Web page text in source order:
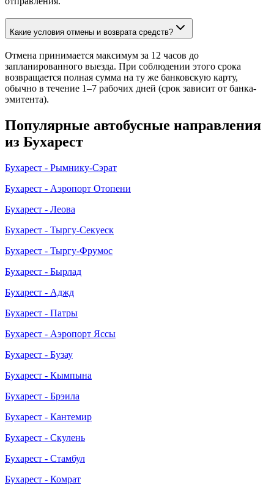
Какие условия отмены и возврата средств?
Отмена принимается максимум за 12 часов до
запланированного выезда. При соблюдении этого срока
возвращается полная сумма на ту же банковскую карту,
обычно в течение 1–7 рабочих дней (срок зависит от банка-
эмитента).
Популярные автобусные направления
из Бухарест
Бухарест - Рымнику-Сэрат
Бухарест - Аэропорт Отопени
Бухарест - Леова
Бухарест - Тыргу-Секуеск
Бухарест - Тыргу-Фрумос
Бухарест - Бырлад
Бухарест - Аджд
Бухарест - Патры
Бухарест - Аэропорт Яссы
Бухарест - Бузау
Бухарест - Кымпына
Бухарест - Брэила
Бухарест - Кантемир
Бухарест - Скулень
Бухарест - Стамбул
Бухарест - Комрат